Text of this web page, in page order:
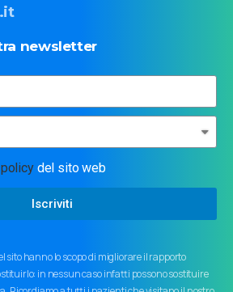
newsletter
del sito web
Iscriviti
sito hanno lo scopo di migliorare il rapporto
in nessun caso infatti possono sostituire